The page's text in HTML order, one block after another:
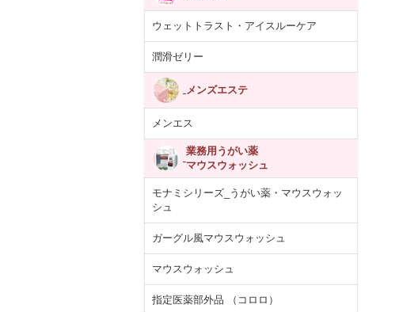
ウェットトラスト・アイスルーケア
潤滑ゼリー
メンズエステ
メンエス
業務用うがい薬
マウスウォッシュ
モナミシリーズ_うがい薬・マウスウォッ
シュ
ガーグル風マウスウォッシュ
マウスウォッシュ
指定医薬部外品 （コロロ）